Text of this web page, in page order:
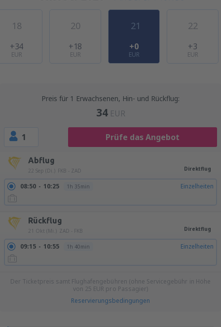
18
+34
EUR
20
+18
EUR
21
+0
EUR
22
+3
EUR
Preis für 1 Erwachsenen, Hin- und Rückflug:
34 EUR
1 Prüfe das Angebot
Abflug
22 Sep (Di.) FKB - ZAD Direktflug
08:50 10:25 1h 35min Einzelheiten
Rückflug
21 Okt (Mi.) ZAD - FKB Direktflug
09:15 10:55 1h 40min Einzelheiten
Der Ticketpreis samt Flughafengebühren (ohne Servicegebühr in Höhe
von 25 EUR pro Passagier)
Reservierungsbedingungen